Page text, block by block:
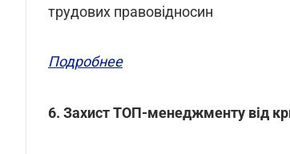
трудових правовідносин
Подробнее
6. Захист ТОП-менеджменту від